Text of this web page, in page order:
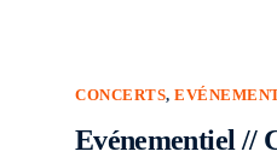
CONCERTS,
Evénementiel //